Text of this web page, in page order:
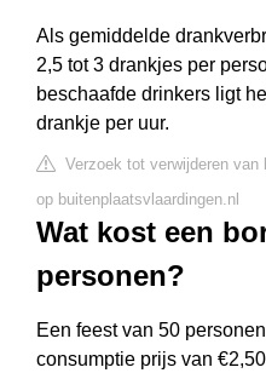
Als gemiddelde
2,5 tot 3 drankjes per
beschaafde drinkers ligt
drankje per uur.
Verzoek tot verwijderen van
op buitenplaatsvlaardingen.nl
Wat kost een
personen?
Een feest van 50
consumptie prijs van